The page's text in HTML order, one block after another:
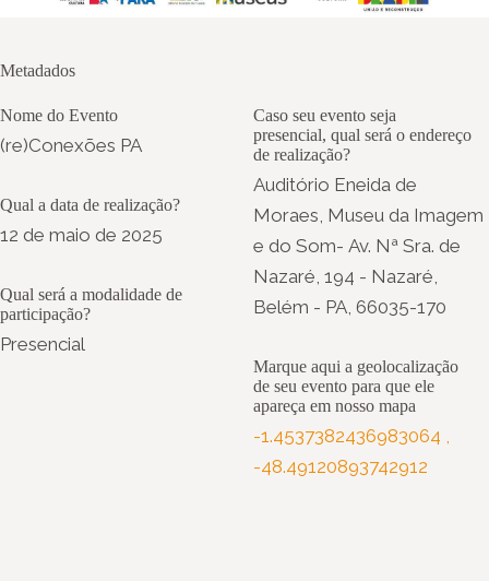
Metadados
Nome do Evento
(re)Conexões PA
Qual a data de realização?
12 de maio de 2025
Qual será a modalidade de
participação?
Presencial
Caso seu evento seja
presencial, qual será o endereço
de realização?
Auditório Eneida de
Moraes, Museu da Imagem
e do Som- Av. Nª Sra. de
Nazaré, 194 - Nazaré,
Belém - PA, 66035-170
Marque aqui a geolocalização
de seu evento para que ele
apareça em nosso mapa
-1.4537382436983064
-48.49120893742912